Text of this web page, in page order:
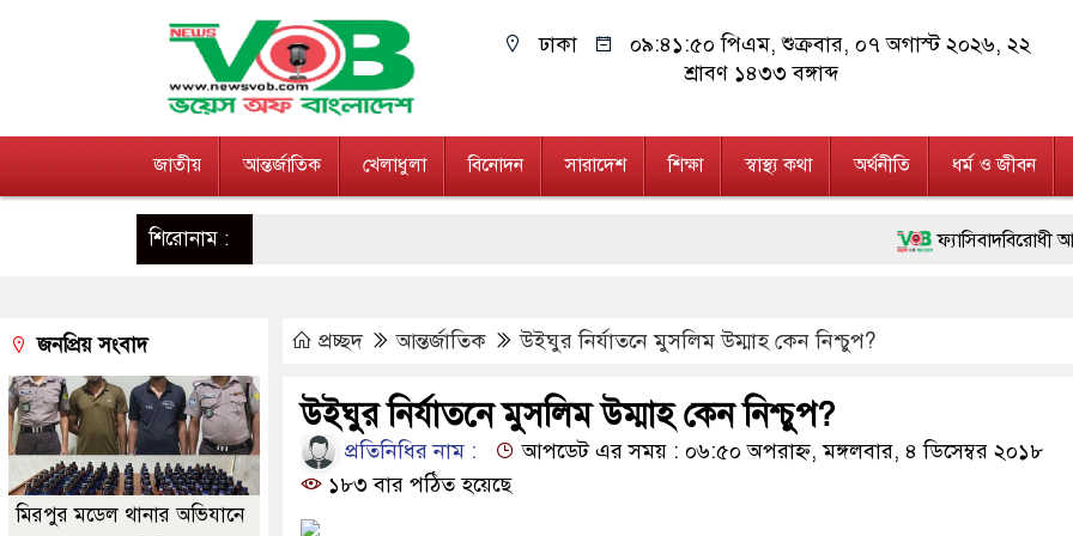
ঢাকা ০৯:৪১:৫১ পিএম, শুক্রবার, ০৭ অগাস্ট ২০২৬, ২২
শ্রাবণ ১৪৩৩ বঙ্গাব্দ
জাতীয় আন্তর্জাতিক খেলাধুলা বিনোদন সারাদেশ শিক্ষা স্বাস্থ্য কথা অর্থনীতি ধর্ম ও জীবন
শিরোনাম : ফ্যাসিবাদবিরোধী আন্দোলনে
জনগণ পরিবর্তন চেয়েছে বলেই
২৮ লাখ টাকার জাল নোটসহ
নেতৃত্ব ও গণতন্ত্রের মূর্তমান প্রতীক
অবৈধ বিদেশি পিস্তল, ম্যাগাজিন
প্রচ্ছদ আন্তর্জাতিক উইঘুর নির্যাতনে মুসলিম উম্মাহ কেন নিশ্চুপ?
উইঘুর নির্যাতনে মুসলিম উম্মাহ কেন নিশ্চুপ?
প্রতিনিধির নাম :
আপডেট এর সময় : ০৬:৫০ অপরাহ্ন, মঙ্গলবার, ৪ ডিসেম্বর ২০১৮
১৮৩ বার পঠিত হয়েছে
জনপ্রিয় সংবাদ
মিরপুর মডেল থানার অভিযানে